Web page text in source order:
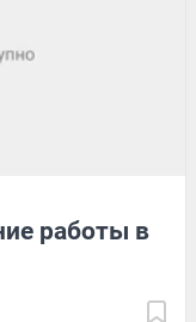
работы в